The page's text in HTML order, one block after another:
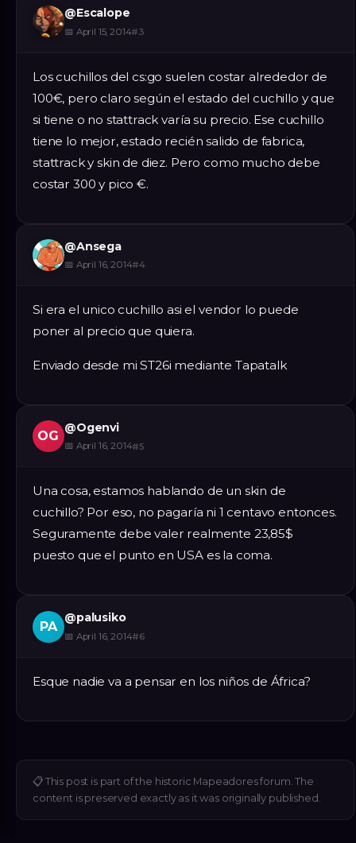
@Escalope
📅 April 15, 2014#3
Los cuchillos del cs:go suelen costar alrededor de
100€, pero claro según el estado del cuchillo y que
si tiene o no stattrack varía su precio. Ese cuchillo
tiene lo mejor, estado recién salido de fabrica,
stattrack y skin de diez. Pero como mucho debe
costar 300 y pico €.
@Ansega
📅 April 16, 2014#4
Si era el unico cuchillo asi el vendor lo puede
poner al precio que quiera.
Enviado desde mi ST26i mediante Tapatalk
OG
@Ogenvi
📅 April 16, 2014#5
Una cosa, estamos hablando de un skin de
cuchillo? Por eso, no pagaría ni 1 centavo entonces.
Seguramente debe valer realmente 23,85$
puesto que el punto en USA es la coma.
PA
@palusiko
📅 April 16, 2014#6
Esque nadie va a pensar en los niños de África?
📋 This post is part of the historic Mapeadores forum. The
content is preserved exactly as it was originally published.